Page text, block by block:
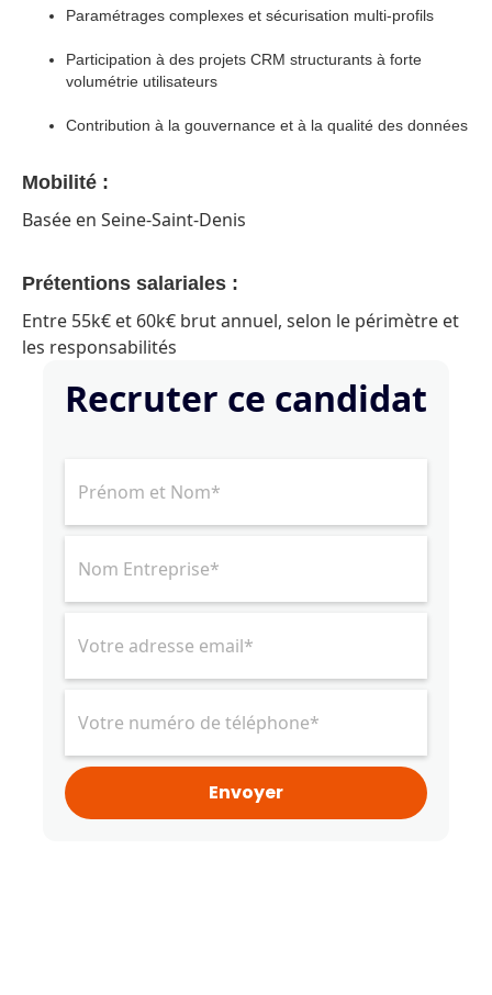
Paramétrages complexes et sécurisation multi-profils
Participation à des projets CRM structurants à forte
volumétrie utilisateurs
Contribution à la gouvernance et à la qualité des données
Mobilité :
Basée en Seine-Saint-Denis
Prétentions salariales :
Entre 55k€ et 60k€ brut annuel, selon le périmètre et
les responsabilités
Recruter ce candidat